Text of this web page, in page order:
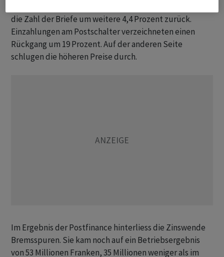
die Zahl der Briefe um weitere 4,4 Prozent zurück.
Einzahlungen am Postschalter verzeichneten einen
Rückgang um 19 Prozent. Auf der anderen Seite
schlugen die höheren Preise durch.
Im Ergebnis der Postfinance hinterliess die Zinswende
Bremsspuren. Sie kam noch auf ein Betriebsergebnis
von 53 Millionen Franken, 35 Millionen weniger als im